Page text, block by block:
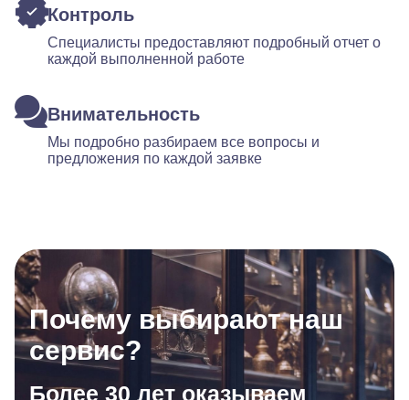
Контроль
Специалисты предоставляют подробный отчет о
каждой выполненной работе
Внимательность
Мы подробно разбираем все вопросы и
предложения по каждой заявке
Почему выбирают наш
сервис?
Более 30 лет оказываем